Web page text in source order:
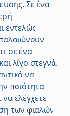
Σε ένα
εντελώς
σε ένα
λίγο στεγνά.
να
ποιότητα
ελέγχετε
των φιαλών